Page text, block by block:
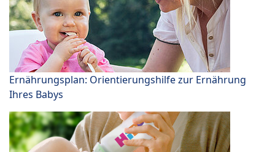
Ernährungsplan: Orientierungshilfe zur Ernährung
Ihres Babys